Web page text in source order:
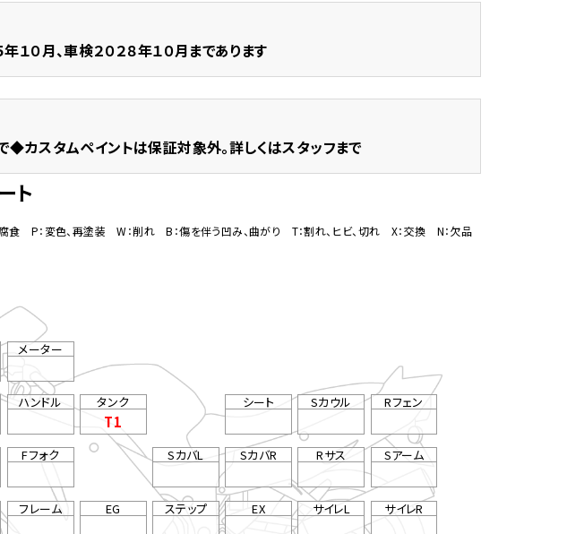
０月、車検２０２８年１０月まであります
カスタムペイントは保証対象外。詳しくはスタッフまで
ト
食 P：変色、再塗装 W：削れ B：傷を伴う凹み、曲がり T：割れ、ヒビ、切れ X：交換 N：欠品
メーター
ハンドル タンク
T1
シート Sカウル Rフェン
Fフォク SカバL SカバR Rサス Sアーム
フレーム EG ステップ EX サイレL サイレR